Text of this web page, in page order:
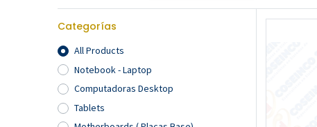
Categorías
All Products
Notebook - Laptop
Computadoras Desktop
Tablets